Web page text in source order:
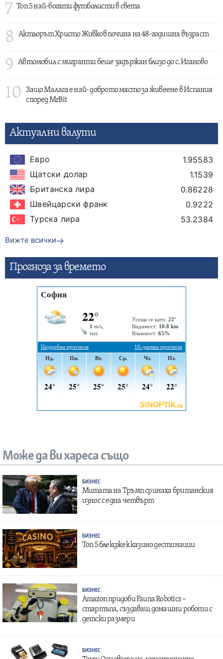
7 Топ 5 най-богати футболисти в света
8 Актьорът Христо Живков почина на 48-годишна възраст
9 Автомобил с мигранти беше задържан близо до с. Иганово
10
Защо Малага е най- доброто място за живеене в Испания
според MrBit
Актуални валути
Евро
1.95583
Щатски долар
1.1539
Британска лира
0.86228
Швейцарски франк
0.9222
Турска лира
53.2384
Вижте всички
Прогнозa за времето
Може да ви хареса също
БИЗНЕС
Митата на Тръмп сринаха британския
износ с една четвърт
БИЗНЕС
Топ 5 блекджек казино дестинации
БИЗНЕС
Amazon придоби Fauna Robotics –
стартъпа, създаващ домашни роботи с
детски размери
БИЗНЕС